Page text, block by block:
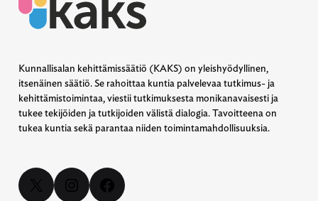
Kunnallisalan kehittämissäätiö (KAKS) on yleishyödyllinen,
itsenäinen säätiö. Se rahoittaa kuntia palvelevaa tutkimus- ja
kehittämistoimintaa, viestii tutkimuksesta monikanavaisesti ja
tukee tekijöiden ja tutkijoiden välistä dialogia. Tavoitteena on
tukea kuntia sekä parantaa niiden toimintamahdollisuuksia.
X Instagram Facebook